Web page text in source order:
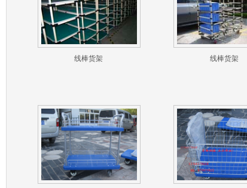
线棒货架 线棒货架